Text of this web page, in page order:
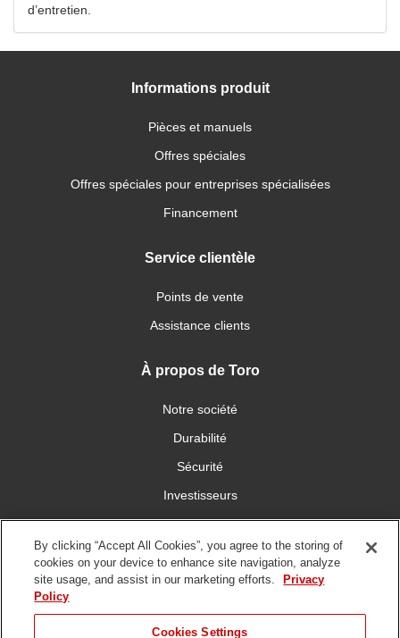
d’entretien.
Informations produit
Pièces et manuels
Offres spéciales
Offres spéciales pour entreprises spécialisées
Financement
Service clientèle
Points de vente
Assistance clients
À propos de Toro
Notre société
Durabilité
Sécurité
Investisseurs
Carrières
Communiquez avec nous
By clicking “Accept All Cookies”, you agree to the storing of
cookies on your device to enhance site navigation, analyze
site usage, and assist in our marketing efforts.
Privacy
Policy
Cookies Settings